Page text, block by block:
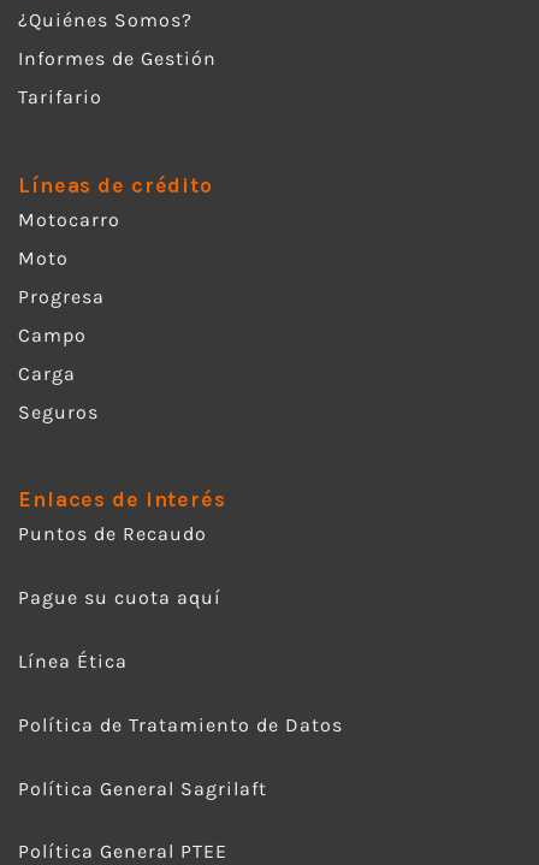
¿Quiénes Somos?
Informes de Gestión
Tarifario
Líneas de crédito
Motocarro
Moto
Progresa
Campo
Carga
Seguros
Enlaces de interés
Puntos de Recaudo
Pague su cuota aquí
Línea Ética
Política de Tratamiento de Datos
Política General Sagrilaft
Política General PTEE